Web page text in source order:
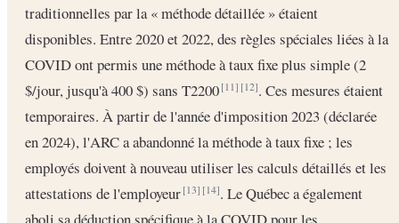
traditionnelles par la « méthode détaillée » étaient
disponibles. Entre 2020 et 2022, des règles spéciales liées à la
COVID ont permis une méthode à taux fixe plus simple (2
$/jour, jusqu'à 400 $) sans T2200[11] [12]. Ces mesures étaient
temporaires. À partir de l'année d'imposition 2023 (déclarée
en 2024), l'ARC a abandonné la méthode à taux fixe ; les
employés doivent à nouveau utiliser les calculs détaillés et les
attestations de l'employeur[13] [14]. Le Québec a également